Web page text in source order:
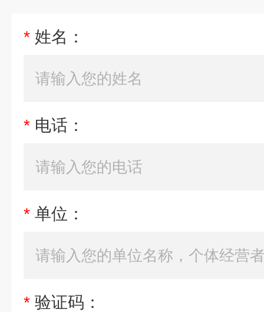
* 姓名：
* 电话：
* 单位：
* 验证码：